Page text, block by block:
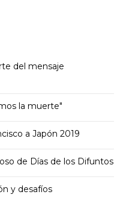
del mensaje
la muerte"
a Japón 2019
de Días de los Difuntos
y desafíos